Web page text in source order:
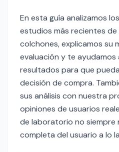
En esta guía analizamos
estudios más recientes de
colchones, explicamos su
evaluación y te
resultados para que
decisión de compra.
sus análisis con nuestra
opiniones de usuarios
de laboratorio no siempre
completa del usuario a lo